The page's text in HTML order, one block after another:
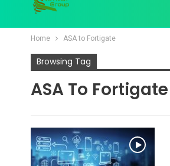
Home ASA to Fortigate
Browsing Tag
ASA To Fortigate